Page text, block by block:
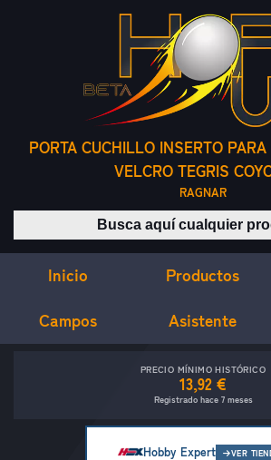
PORTA CUCHILLO INSERTO
VELCRO TEGRIS
RAGNAR
Buscar
Inicio Productos
Campos Asistente
PRECIO MÍNIMO HISTÓRICO
13,92 €
Registrado hace 7 meses
Hobby Expert VER